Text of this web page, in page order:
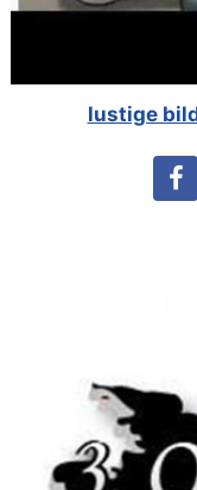
lustige